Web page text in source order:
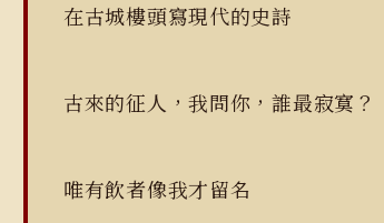
在古城樓頭寫現代的史詩
古來的征人，我問你，誰最寂寞？
唯有飲者像我才留名